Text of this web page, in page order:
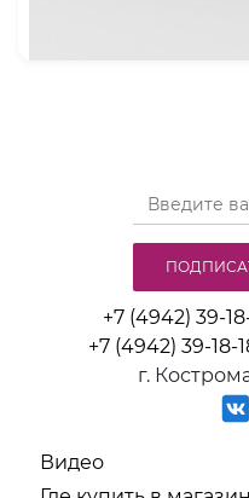
+7 (4942) 39-
+7 (4942) 39-18-
г.
Видео